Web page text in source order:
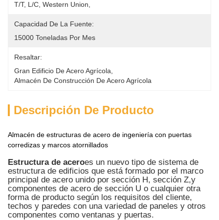
T/T, L/C, Western Union,
Capacidad De La Fuente:
15000 Toneladas Por Mes
Resaltar:
Gran Edificio De Acero Agrícola
Almacén De Construcción De Acero Agrícola
Descripción De Producto
Almacén de estructuras de acero de ingeniería con puertas
corredizas y marcos atornillados
Estructura de aceroes un nuevo tipo de sistema de
estructura de edificios que está formado por el marco
principal de acero unido por sección H, sección Z,y
componentes de acero de sección U o cualquier otra
forma de producto según los requisitos del cliente,
techos y paredes con una variedad de paneles y otros
componentes como ventanas y puertas.